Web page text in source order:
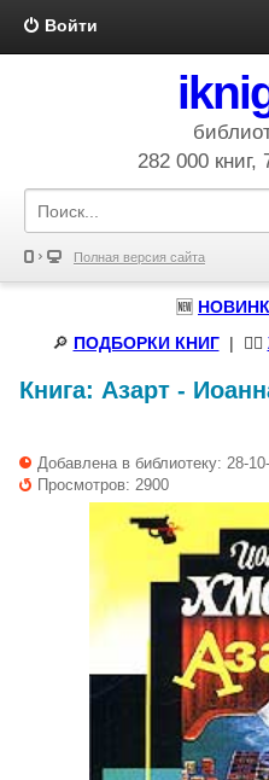
Войти
282 000 книг,
Полная версия сайта
🆕
🔎 ПОДБОРКИ КНИГ| 🧝‍♀️
Книга: Азарт -
Добавлена в библиотеку: 28-
Просмотров: 2900